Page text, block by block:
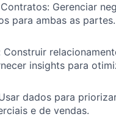
Gerenciar
para ambas as partes.
insights para
dados para
e de vendas.